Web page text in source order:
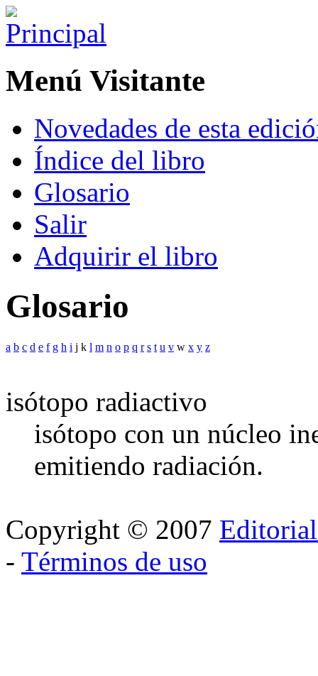
Menú Visitante
Novedades de esta
Índice del libro
Glosario
Salir
Adquirir el libro
Glosario
a b c d e f g h i j k l m n o p q r s t u v w x y z
isótopo radiactivo
isótopo con un núcleo
emitiendo radiación.
Copyright © 2007
- Términos de uso